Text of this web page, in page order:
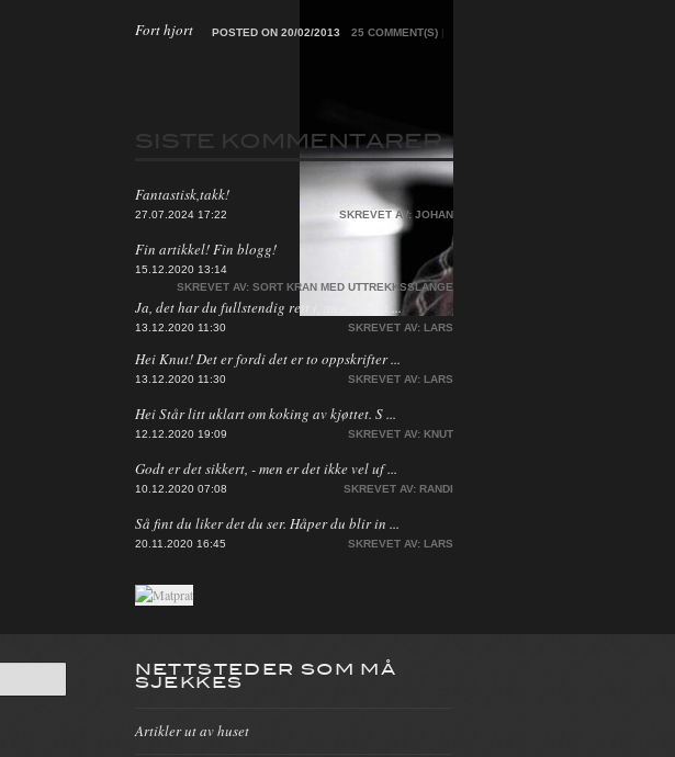
Fort hjort 25 COMMENT(S) |
POSTED ON 20/02/2013
SISTE KOMMENTARER
Fantastisk,takk!
27.07.2024 17:22 SKREVET AV: JOHAN
Fin artikkel! Fin blogg!
15.12.2020 13:14
SKREVET AV: SORT KRAN MED UTTREKKSSLANGE
Ja, det har du fullstendig rett i, men jeg ha ...
13.12.2020 11:30 SKREVET AV: LARS
Hei Knut! Det er fordi det er to oppskrifter ...
13.12.2020 11:30 SKREVET AV: LARS
Hei Står litt uklart om koking av kjøttet. S ...
12.12.2020 19:09 SKREVET AV: KNUT
Godt er det sikkert, - men er det ikke vel uf ...
10.12.2020 07:08 SKREVET AV: RANDI
Så fint du liker det du ser. Håper du blir in ...
20.11.2020 16:45 SKREVET AV: LARS
NETTSTEDER SOM MÅ
SJEKKES
Artikler ut av huset